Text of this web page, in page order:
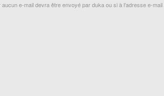
aucun e-mail devra être envoyé par duka ou si à l′adresse e-